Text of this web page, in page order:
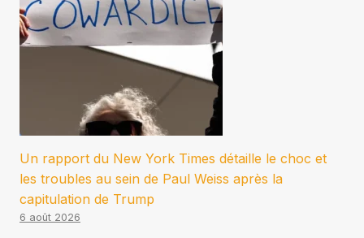
Un rapport du New York Times détaille le choc et
les troubles au sein de Paul Weiss après la
capitulation de Trump
6 août 2026